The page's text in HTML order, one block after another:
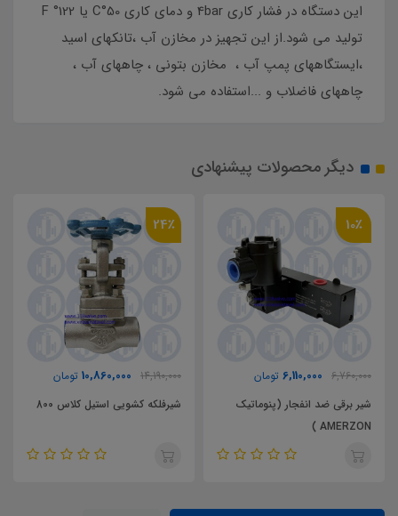
این دستگاه در فشار کاری 4bar و دمای کاری 50°C یا 122° F
تولید می شود.از این تجهیز در مخازن آب ،تانکهای اسید
،ایستگاههای پمپ آب ، مخازن بتونی ، چاههای آب ،
چاههای فاضلاب و ...استفاده می شود.
دیگر محصولات پیشنهادی
10٪
6,760,000
6,110,000 تومان
شیر برقی ضد انفجار (پنوماتیک
AMERZON )
24٪
14,190,000
10,860,000 تومان
شیرفلکه کشویی استیل کلاس 800